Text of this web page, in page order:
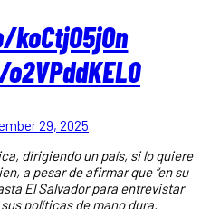
29, 2025
dirigiendo un país, si lo quiere
a pesar de afirmar que “en su
El Salvador para entrevistar
políticas de mano dura.